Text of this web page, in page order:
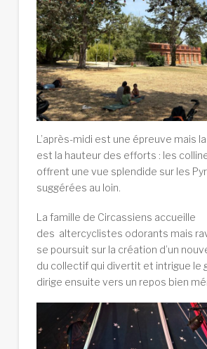
L’après-midi est une épreuve mais
est la hauteur des efforts : les
offrent une vue splendide sur les
suggérées au loin.
La famille de Circassiens accueille
des altercyclistes odorants mais
se poursuit sur la création d’un
du collectif qui divertit et intrigue le
dirige ensuite vers un repos bien